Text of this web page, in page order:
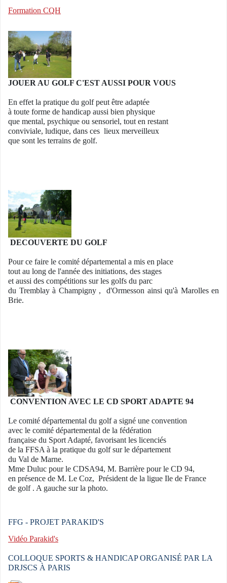
Formation CQH
JOUER AU GOLF C'EST AUSSI POUR VOUS
En effet la pratique du golf peut être adaptée
à toute forme de handicap aussi bien physique
que mental, psychique ou sensoriel, tout en restant
conviviale, ludique, dans ces lieux merveilleux
que sont les terrains de golf.
DECOUVERTE DU GOLF
Pour ce faire le comité départemental a mis en place
tout au long de l'année des initiations, des stages
et aussi des compétitions sur les golfs du parc
du Tremblay à Champigny , d'Ormesson ainsi qu'à Marolles en
Brie.
CONVENTION AVEC LE CD SPORT ADAPTE 94
Le comité départemental du golf a signé une convention
avec le comité départemental de la fédération
française du Sport Adapté, favorisant les licenciés
de la FFSA à la pratique du golf sur le département
du Val de Marne.
Mme Duluc pour le CDSA94, M. Barrière pour le CD 94,
en présence de M. Le Coz, Président de la ligue Ile de France
de golf . A gauche sur la photo.
FFG - PROJET PARAKID'S
Vidéo Parakid's
COLLOQUE SPORTS & HANDICAP ORGANISÉ PAR LA
DRJSCS À PARIS